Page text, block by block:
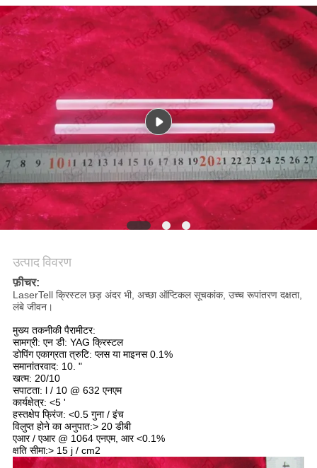
उत्पाद विवरण
फ़ीचर:
LaserTell क्रिस्टल छड़ अंदर भी, अच्छा ऑप्टिकल सूचकांक, उच्च रूपांतरण दक्षता,
लंबे जीवन।
मुख्य तकनीकी पैरामीटर:
सामग्री: एन डी: YAG क्रिस्टल
डोपिंग एकाग्रता त्रुटि: प्लस या माइनस 0.1%
समानांतरवाद: 10. "
खत्म: 20/10
सपाटता: l / 10 @ 632 एनएम
कार्यक्षेत्र: <5 '
हस्तक्षेप फ्रिंज: <0.5 गुना / इंच
विलुप्त होने का अनुपात:> 20 डीबी
एआर / एआर @ 1064 एनएम, आर <0.1%
क्षति सीमा:> 15 j / cm2